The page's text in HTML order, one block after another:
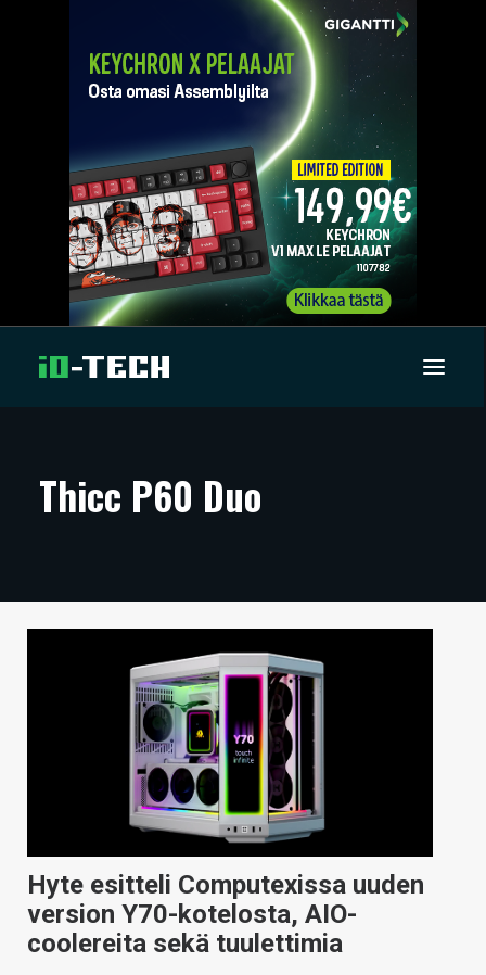
ARTIKKELIT
TECHBBS
HAKU
Thicc P60 Duo
Hyte esitteli Computexissa uuden
version Y70-kotelosta, AIO-
coolereita sekä tuulettimia